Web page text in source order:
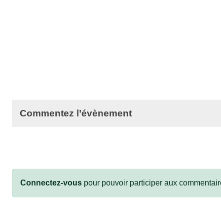
Commentez l’évènement
Connectez-vous pour pouvoir participer aux